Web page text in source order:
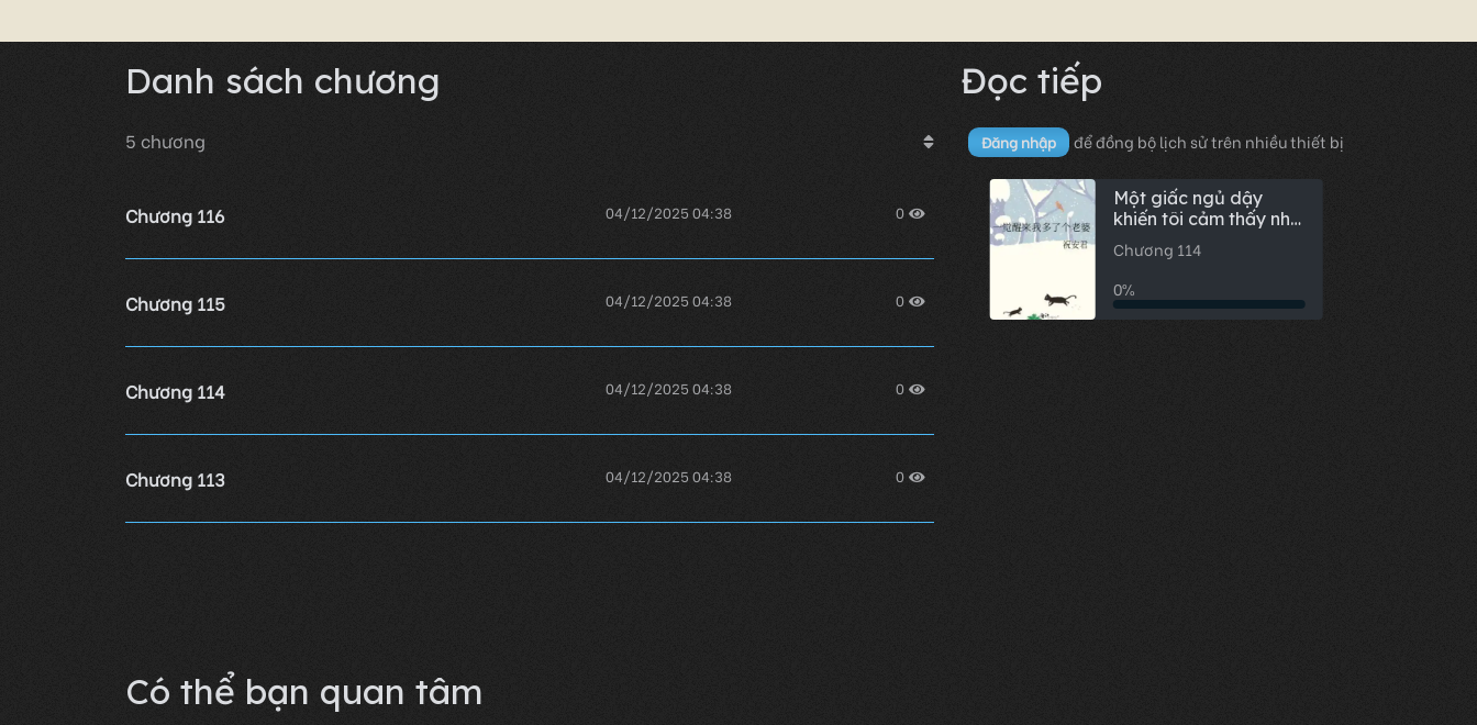
Danh sách chương
5 chương
Chương 116 04/12/2025 04:38 0
Chương 115 04/12/2025 04:38 0
Chương 114 04/12/2025 04:38 0
Chương 113 04/12/2025 04:38 0
Có thể bạn quan tâm
Đọc tiếp
Đăng nhập để đồng bộ lịch sử trên nhiều thiết bị
Một giấc ngủ dậy
khiến tôi cảm thấy như
một bà lão.
Chương 114
0%